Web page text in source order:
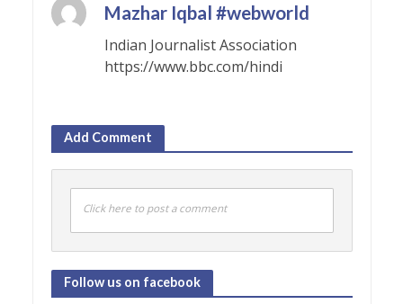
Mazhar Iqbal #webworld
Indian Journalist Association
https://www.bbc.com/hindi
Add Comment
Click here to post a comment
Follow us on facebook